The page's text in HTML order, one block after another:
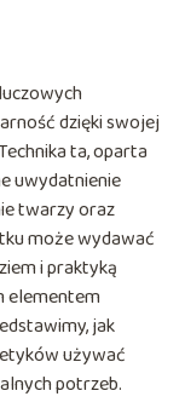
dzięki swojej
ta, oparta
uwydatnienie
twarzy oraz
może wydawać
i praktyką
elementem
jak
używać
potrzeb.